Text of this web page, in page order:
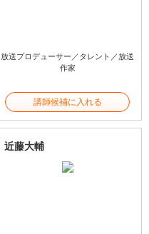
放送プロデューサー／タレント／放送
作家
講師候補に入れる
近藤大輔